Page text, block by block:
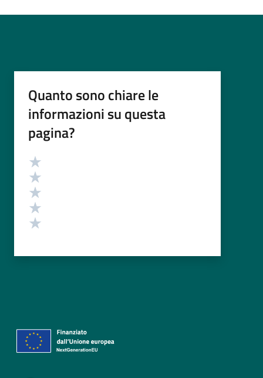
Quanto sono chiare le
informazioni su questa
pagina?
Valutazione